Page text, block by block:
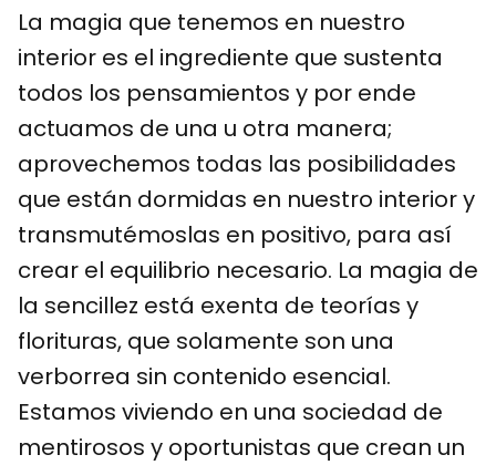
La magia que tenemos en nuestro
interior es el ingrediente que sustenta
todos los pensamientos y por ende
actuamos de una u otra manera;
aprovechemos todas las posibilidades
que están dormidas en nuestro interior y
transmutémoslas en positivo, para así
crear el equilibrio necesario. La magia de
la sencillez está exenta de teorías y
florituras, que solamente son una
verborrea sin contenido esencial.
Estamos viviendo en una sociedad de
mentirosos y oportunistas que crean un